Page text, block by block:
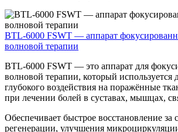
BTL-6000 FSWT — аппарат
волновой терапии
BTL-6000 FSWT — это аппарат для
волновой терапии, который используется
глубокого воздействия на поражённые
при лечении болей в суставах, мышцах,
Обеспечивает быстрое восстановление за
регенерации, улучшения